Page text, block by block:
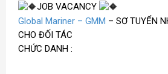
JOB VACANCY
Global Mariner – GMM – SƠ TUYỂN
CHO ĐỐI TÁC
CHỨC DANH :